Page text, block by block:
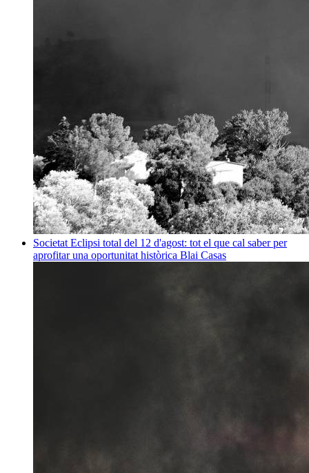
Societat Eclipsi total del 12 d'agost: tot el que cal saber per
aprofitar una oportunitat històrica Blai Casas